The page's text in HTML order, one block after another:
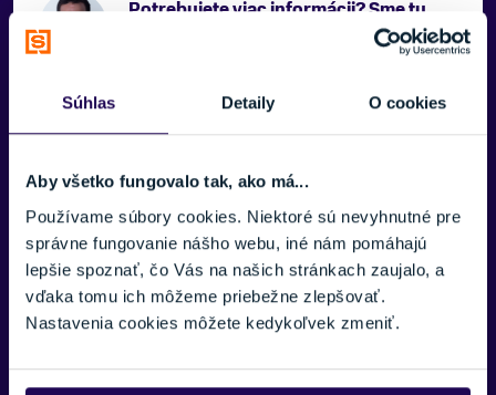
Súhlas Detaily O cookies
Aby všetko fungovalo tak, ako má...
Používame súbory cookies. Niektoré sú nevyhnutné pre
správne fungovanie nášho webu, iné nám pomáhajú
lepšie spoznať, čo Vás na našich stránkach zaujalo, a
vďaka tomu ich môžeme priebežne zlepšovať.
Nastavenia cookies môžete kedykoľvek zmeniť.
Zobraziť viac
Potrebujete viac informácii? Sme tu
E-MAIL:
TELEFÓNNE ČÍSLO:
SPRÁVA: